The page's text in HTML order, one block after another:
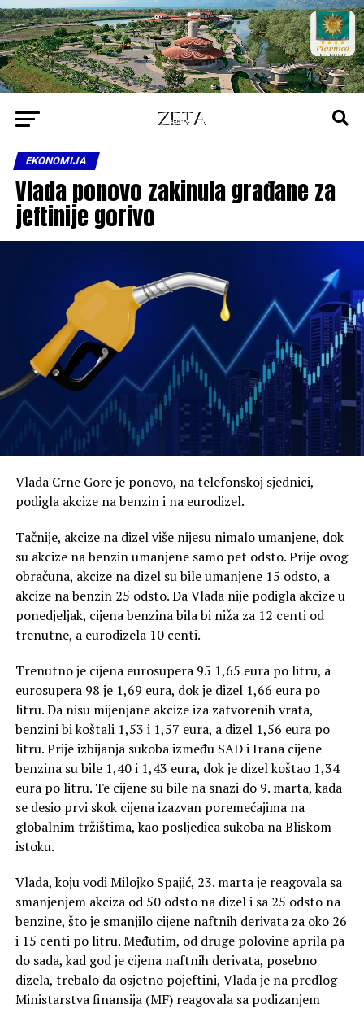
EKONOMIJA
Vlada ponovo zakinula građane za
jeftinije gorivo
Vlada Crne Gore je ponovo, na telefonskoj sjednici,
podigla akcize na benzin i na eurodizel.
Tačnije, akcize na dizel više nijesu nimalo umanjene, dok
su akcize na benzin umanjene samo pet odsto. Prije ovog
obračuna, akcize na dizel su bile umanjene 15 odsto, a
akcize na benzin 25 odsto. Da Vlada nije podigla akcize u
ponedjeljak, cijena benzina bila bi niža za 12 centi od
trenutne, a eurodizela 10 centi.
Trenutno je cijena eurosupera 95 1,65 eura po litru, a
eurosupera 98 je 1,69 eura, dok je dizel 1,66 eura po
litru. Da nisu mijenjane akcize iza zatvorenih vrata,
benzini bi koštali 1,53 i 1,57 eura, a dizel 1,56 eura po
litru. Prije izbijanja sukoba između SAD i Irana cijene
benzina su bile 1,40 i 1,43 eura, dok je dizel koštao 1,34
eura po litru. Te cijene su bile na snazi do 9. marta, kada
se desio prvi skok cijena izazvan poremećajima na
globalnim tržištima, kao posljedica sukoba na Bliskom
istoku.
Vlada, koju vodi Milojko Spajić, 23. marta je reagovala sa
smanjenjem akciza od 50 odsto na dizel i sa 25 odsto na
benzine, što je smanjilo cijene naftnih derivata za oko 26
i 15 centi po litru. Međutim, od druge polovine aprila pa
do sada, kad god je cijena naftnih derivata, posebno
dizela, trebalo da osjetno pojeftini, Vlada je na predlog
Ministarstva finansija (MF) reagovala sa podizanjem